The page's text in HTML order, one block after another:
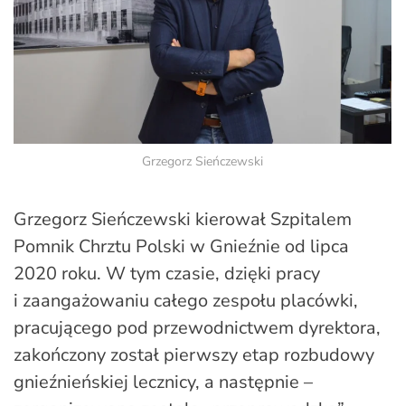
Grzegorz Sieńczewski
Grzegorz Sieńczewski kierował Szpitalem
Pomnik Chrztu Polski w Gnieźnie od lipca
2020 roku. W tym czasie, dzięki pracy
i zaangażowaniu całego zespołu placówki,
pracującego pod przewodnictwem dyrektora,
zakończony został pierwszy etap rozbudowy
gnieźnieńskiej lecznicy, a następnie –